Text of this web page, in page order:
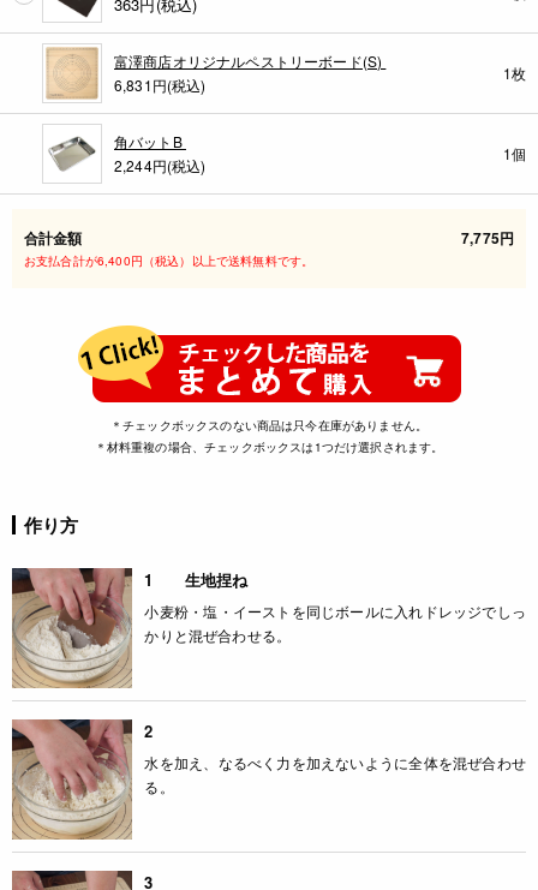
363円(税込)
富澤商店オリジナルペストリーボード(S)
6,831円(税込)
1枚
角バットB
2,244円(税込)
1個
合計金額 7,775円
お支払合計が6,400円（税込）以上で送料無料です。
＊チェックボックスのない商品は只今在庫がありません。
＊材料重複の場合、チェックボックスは1つだけ選択されます。
作り方
1 生地捏ね
小麦粉・塩・イーストを同じボールに入れドレッジでしっ
かりと混ぜ合わせる。
2
水を加え、なるべく力を加えないように全体を混ぜ合わせ
る。
3